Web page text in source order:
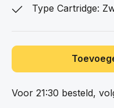
Type Cartridge:
Voor 21:30 besteld,